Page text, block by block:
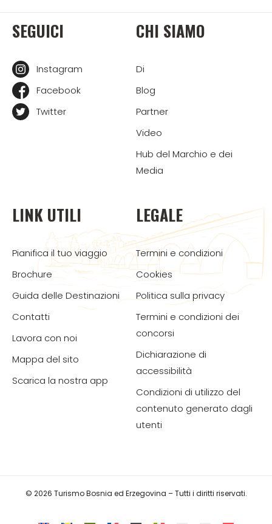
SEGUICI
Instagram
Facebook
Twitter
CHI SIAMO
Di
Blog
Partner
Video
Hub del Marchio e dei
Media
LINK UTILI
Pianifica il tuo viaggio
Brochure
Guida delle Destinazioni
Contatti
Lavora con noi
Mappa del sito
Scarica la nostra app
LEGALE
Termini e condizioni
Cookies
Politica sulla privacy
Termini e condizioni dei
concorsi
Dichiarazione di
accessibilità
Condizioni di utilizzo del
contenuto generato dagli
utenti
© 2026 Turismo Bosnia ed Erzegovina – Tutti i diritti riservati.